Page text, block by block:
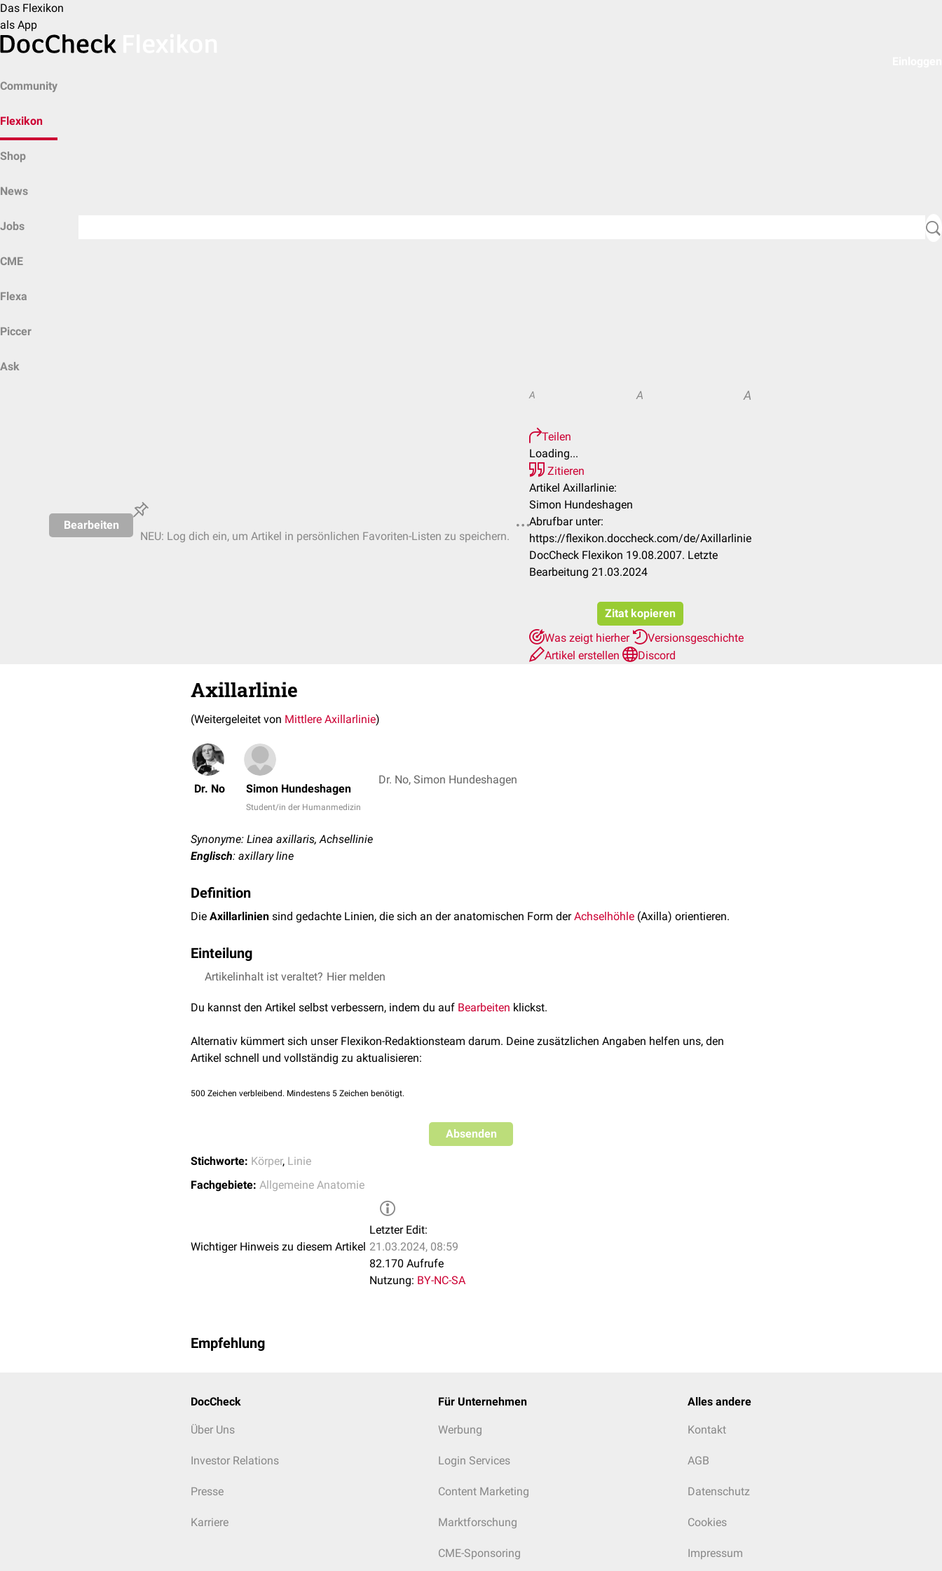
Das Flexikon
als App
Community
Flexikon
Shop
News
Jobs
CME
Flexa
Piccer
Ask
Bearbeiten
NEU: Log dich ein, um Artikel in persönlichen Favoriten-Listen zu speichern.
A A A
Teilen
Loading...
Zitieren
Artikel Axillarlinie:
Simon Hundeshagen
Abrufbar unter:
https://flexikon.doccheck.com/de/Axillarlinie
DocCheck Flexikon 19.08.2007. Letzte
Bearbeitung 21.03.2024
Zitat kopieren
Was zeigt hierher
Versionsgeschichte
Artikel erstellen
Discord
Axillarlinie
(Weitergeleitet von Mittlere Axillarlinie)
Dr. No Simon Hundeshagen
Student/in der Humanmedizin
Dr. No, Simon Hundeshagen
Synonyme: Linea axillaris, Achsellinie
Englisch: axillary line
Definition
Die Axillarlinien sind gedachte Linien, die sich an der anatomischen Form derAchselhöhle (Axilla) orientieren.
Einteilung
Man unterscheidet drei Axillarlinien:
): Die senkrechte Linie, die durch den höchsten Punkt der
vorderen Achselfalteläuft, welche durch denMusculus pectoralis major
): Die senkrechte Linie, die durch den höchsten Punkt der
Achselhöhle - etwa in der Mitte der Axilla - läuft.
hintere Axillarlinie (HAL, Linea axillaris posterior
wird.
Artikelinhalt ist veraltet? Hier melden
Du kannst den Artikel selbst verbessern, indem du auf Bearbeiten klickst.
Alternativ kümmert sich unser Flexikon-Redaktionsteam darum. Deine zusätzlichen Angaben helfen uns, den
Artikel schnell und vollständig zu aktualisieren:
500 Zeichen verbleibend. Mindestens 5 Zeichen benötigt.
Absenden
Stichworte: Körper, Linie
Fachgebiete: Allgemeine Anatomie
Wichtiger Hinweis zu diesem Artikel
Letzter Edit:
21.03.2024, 08:59
82.170 Aufrufe
Nutzung: BY-NC-SA
Empfehlung
DocCheck
Über Uns
Investor Relations
Presse
Karriere
Für Unternehmen
Werbung
Login Services
Content Marketing
Marktforschung
CME-Sponsoring
Alles andere
Kontakt
AGB
Datenschutz
Cookies
Impressum